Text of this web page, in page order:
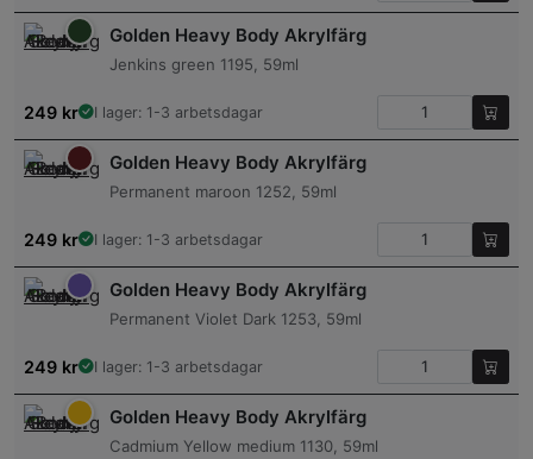
Golden Heavy Body Akrylfärg
Jenkins green 1195, 59ml
249 kr I lager: 1-3 arbetsdagar
Golden Heavy Body Akrylfärg
Permanent maroon 1252, 59ml
249 kr I lager: 1-3 arbetsdagar
Golden Heavy Body Akrylfärg
Permanent Violet Dark 1253, 59ml
249 kr I lager: 1-3 arbetsdagar
Golden Heavy Body Akrylfärg
Cadmium Yellow medium 1130, 59ml